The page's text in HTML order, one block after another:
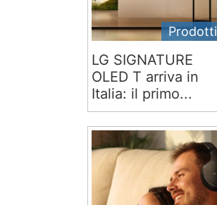
Prodotti
LG SIGNATURE
OLED T arriva in
Italia: il primo...